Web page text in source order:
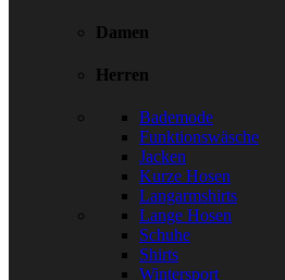
Damen
Herren
Bademode
Funktionswäsche
Jacken
Kurze Hosen
Langarmshirts
Lange Hosen
Schuhe
Shirts
Wintersport